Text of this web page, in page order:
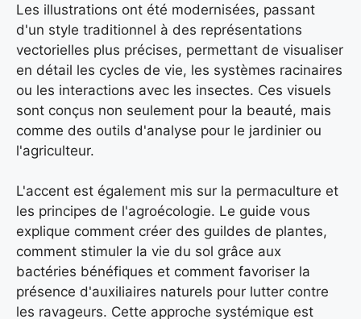
Les illustrations ont été modernisées, passant
d'un style traditionnel à des représentations
vectorielles plus précises, permettant de visualiser
en détail les cycles de vie, les systèmes racinaires
ou les interactions avec les insectes. Ces visuels
sont conçus non seulement pour la beauté, mais
comme des outils d'analyse pour le jardinier ou
l'agriculteur.
L'accent est également mis sur la permaculture et
les principes de l'agroécologie. Le guide vous
explique comment créer des guildes de plantes,
comment stimuler la vie du sol grâce aux
bactéries bénéfiques et comment favoriser la
présence d'auxiliaires naturels pour lutter contre
les ravageurs. Cette approche systémique est